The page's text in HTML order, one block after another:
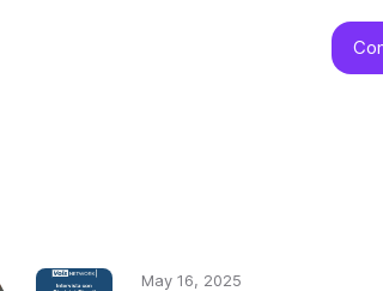
May 16, 2025